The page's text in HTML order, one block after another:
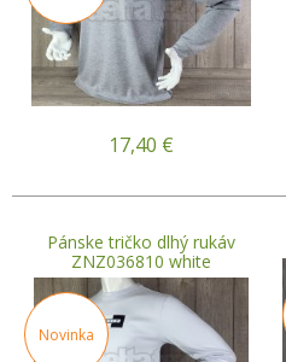
17,40 €
Pánske tričko dlhý rukáv
ZNZ036810 white
Novinka